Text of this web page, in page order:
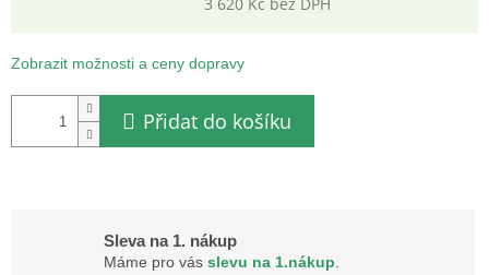
cena:
Zobrazit možnosti a ceny dopravy
Přidat do košíku
Sleva na 1. nákup
Máme pro vás slevu na 1.nákup